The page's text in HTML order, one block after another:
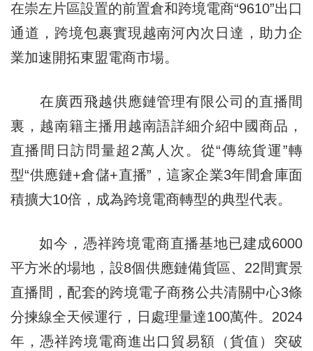
在崇左片區設置的前置倉和跨境電商“9610”出口
通道，跨境包裹實現越南河內次日達，助力企
業加速開拓東盟電商市場。
在廣西飛越供應鏈管理有限公司的直播間
裏，越南籍主播用越南語詳細介紹中國商品，
直播間日訪問量超2萬人次。從“傳統貨運”轉
型“供應鏈+倉儲+直播”，這家企業3年間倉庫面
積擴大10倍，成為跨境電商轉型的典型代表。
如今，憑祥跨境電商直播基地已建成6000
平方米的場地，設8個供應鏈備貨區、22間實景
直播間，配套的跨境電子商務公共清關中心3條
分揀線全天候運行，日處理量達100萬件。2024
年，憑祥跨境電商進出口貿易額（貨值）突破